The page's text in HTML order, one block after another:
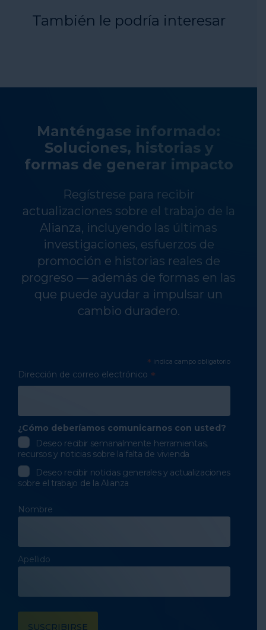
También le podría interesar
Manténgase informado:
Soluciones, historias y
formas de generar impacto
Regístrese para recibir
actualizaciones sobre el trabajo de la
Alianza, incluyendo las últimas
investigaciones, esfuerzos de
promoción e historias reales de
progreso — además de formas en las
que puede ayudar a impulsar un
cambio duradero.
* indica campo obligatorio
Dirección de correo electrónico *
¿Cómo deberíamos comunicarnos con usted?
Deseo recibir semanalmente herramientas,
recursos y noticias sobre la falta de vivienda
Deseo recibir noticias generales y actualizaciones
sobre el trabajo de la Alianza
Nombre
Apellido